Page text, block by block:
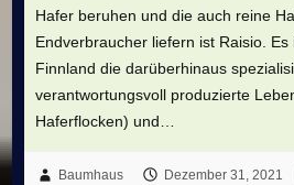
Hafer beruhen und die auch reine
Endverbraucher liefern ist Raisio.
Finnland die darüberhinaus
verantwortungsvoll produzierte
Haferflocken) und…
Baumhaus Dezember 31, 2021